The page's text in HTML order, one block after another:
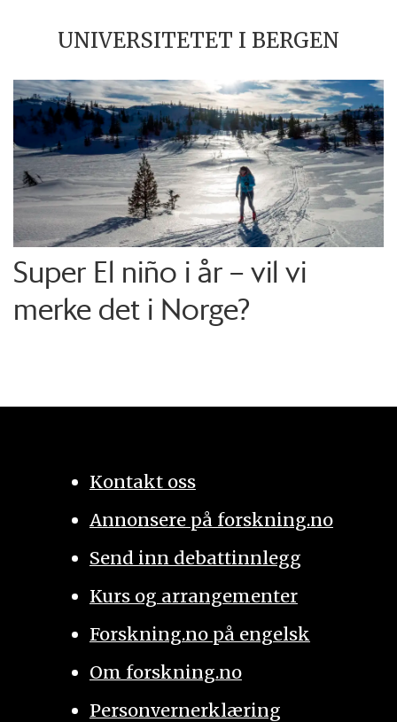
UNIVERSITETET I BERGEN
Super El niño i år – vil vi
merke det i Norge?
Kontakt oss
Annonsere på forskning.no
Send inn debattinnlegg
Kurs og arrangementer
Forskning.no på engelsk
Om forskning.no
Personvernerklæring